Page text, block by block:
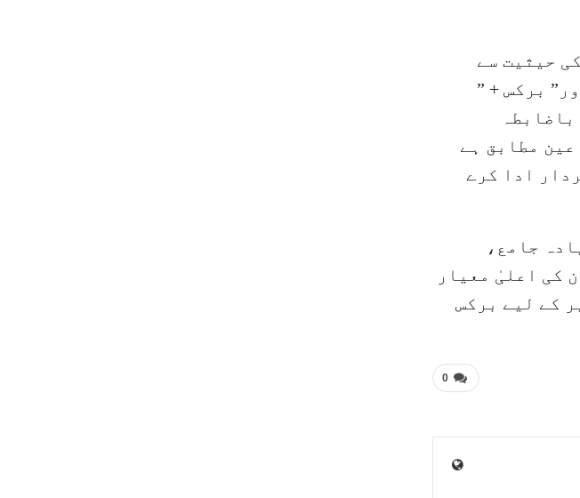
حیثیت سے
برکس + ”
مطابق ہے
ادا کرے
جامع،
کی اعلیٰ معیار
کے لیے برکس
0